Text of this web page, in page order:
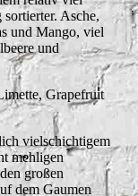
Asche,
und Mango, viel
und
Grapefruit
vielschichtigem
mehligen
großen
dem Gaumen